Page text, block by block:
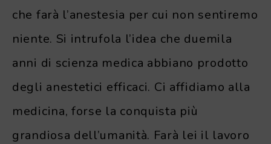
che farà l’anestesia per cui non sentiremo
niente. Si intrufola l’idea che duemila
anni di scienza medica abbiano prodotto
degli anestetici efficaci. Ci affidiamo alla
medicina, forse la conquista più
grandiosa dell’umanità. Farà lei il lavoro